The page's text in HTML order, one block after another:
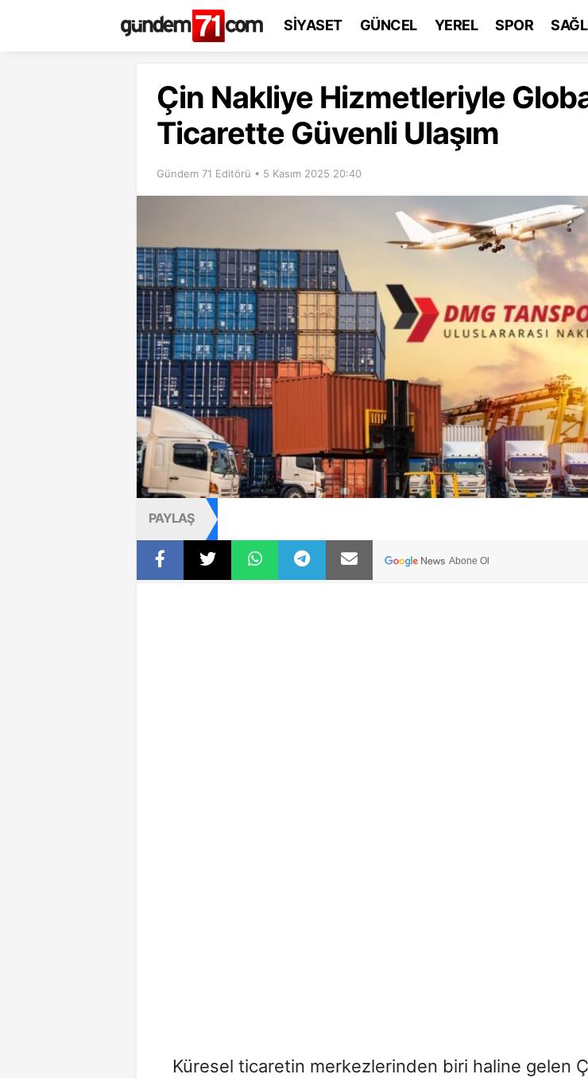
SİYASET GÜNCEL YEREL SPOR
Çin Nakliye Hizmetleriyle
Ticarette Güvenli Ulaşım
Gündem 71 Editörü • 5 Kasım 2025 20:40
PAYLAŞ
Abone Ol
Küresel ticaretin merkezlerinden biri haline gelen